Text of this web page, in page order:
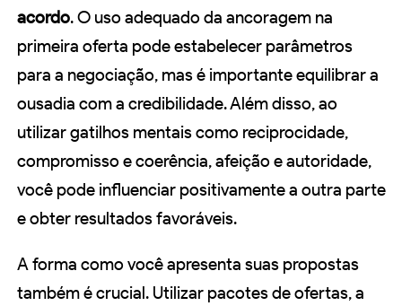
acordo. O uso adequado da ancoragem na
primeira oferta pode estabelecer parâmetros
para a negociação, mas é importante equilibrar a
ousadia com a credibilidade. Além disso, ao
utilizar gatilhos mentais como reciprocidade,
compromisso e coerência, afeição e autoridade,
você pode influenciar positivamente a outra parte
e obter resultados favoráveis.
A forma como você apresenta suas propostas
também é crucial. Utilizar pacotes de ofertas, a